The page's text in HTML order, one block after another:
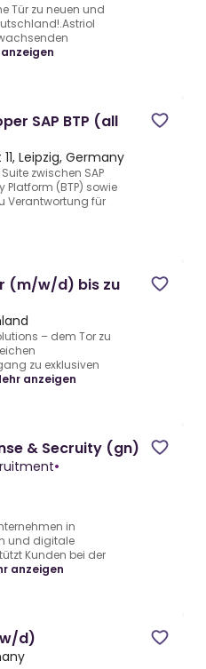
Tür zu neuen und
SAP BTP (all
Leipzig, Germany
zwischen SAP
Platform (BTP) sowie
Verantwortung für
(m/w/d) bis zu
– dem Tor zu
zu exklusiven
anzeigen
& Secruity (gn)
•
in
und digitale
Kunden bei der
anzeigen
d)